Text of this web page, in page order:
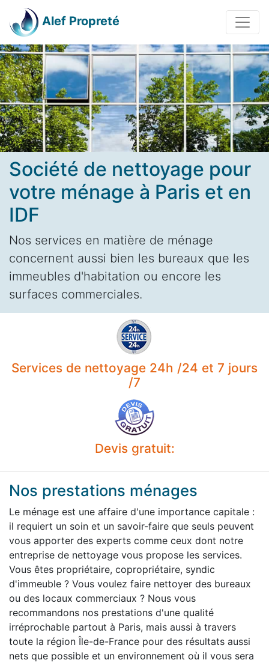
Alef Propreté
Société de nettoyage pour
votre ménage à Paris et en
IDF
Nos services en matière de ménage
concernent aussi bien les bureaux que les
immeubles d'habitation ou encore les
surfaces commerciales.
Services de nettoyage 24h /24 et 7 jours
/7
Devis gratuit:
Nos prestations ménages
Le ménage est une affaire d'une importance capitale :
il requiert un soin et un savoir-faire que seuls peuvent
vous apporter des experts comme ceux dont notre
entreprise de nettoyage vous propose les services.
Vous êtes propriétaire, copropriétaire, syndic
d'immeuble ? Vous voulez faire nettoyer des bureaux
ou des locaux commerciaux ? Nous vous
recommandons nos prestations d'une qualité
irréprochable partout à Paris, mais aussi à travers
toute la région Île-de-France pour des résultats aussi
nets que possible et un environnement où il vous sera